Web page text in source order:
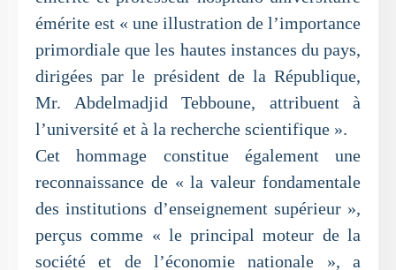
émérite est « une illustration de l’importance
primordiale que les hautes instances du pays,
dirigées par le président de la République,
Mr. Abdelmadjid Tebboune, attribuent à
l’université et à la recherche scientifique ».
Cet hommage constitue également une
reconnaissance de « la valeur fondamentale
des institutions d’enseignement supérieur »,
perçus comme « le principal moteur de la
société et de l’économie nationale », a